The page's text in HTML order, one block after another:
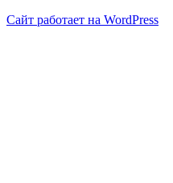
Сайт работает на WordPress